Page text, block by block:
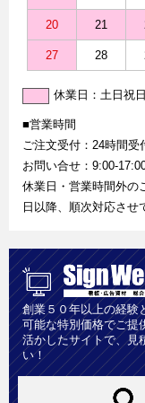
20 21
27 28
休業日：土日祝
■営業時間
ご注文受付：24時間受
お問い合せ：9:00-
休業日・営業時間外の
日以降、順次対応させ
創業５０年以上の経験
可能な特別価格でご提
活かしたサイトで、見
い！